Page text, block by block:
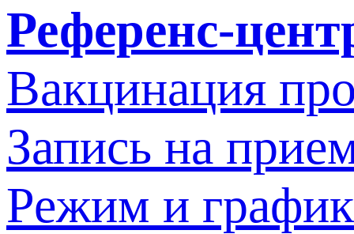
Референс-
Вакцинация
Запись на
Режим и